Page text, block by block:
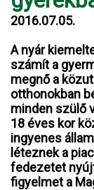
2016.07.05.
A nyár
számít a
megnő a
otthonokban
minden szülő
18 éves kor
ingyenes
léteznek a
fedezetet
figyelmet a